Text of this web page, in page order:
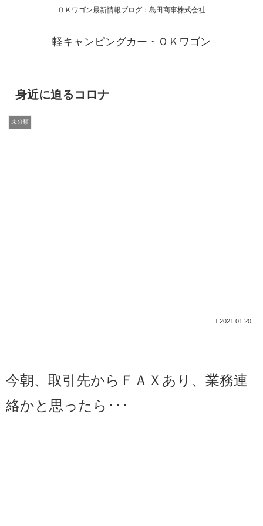
ＯＫワゴン最新情報ブログ：島田商事株式会社
軽キャンピングカー・ＯＫワゴン
身近に迫るコロナ
未分類
2021.01.20
今朝、取引先からＦＡＸあり、業務連
絡かと思ったら･･･